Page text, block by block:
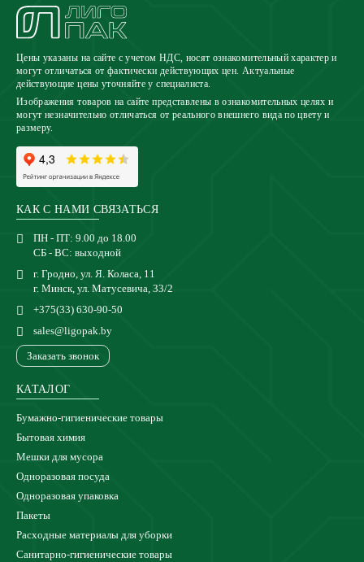
Цены указаны на сайте с учетом НДС, носят ознакомительный характер и
могут отличаться от фактически действующих цен. Актуальные
действующие цены уточняйте у специалиста.
Изображения товаров на сайте представлены в ознакомительных целях и
могут незначительно отличаться от реального внешнего вида по цвету и
размеру.
КАК С НАМИ СВЯЗАТЬСЯ
ПН - ПТ: 9.00 до 18.00
СБ - ВС: выходной
г. Гродно, ул. Я. Коласа, 11
г. Минск, ул. Матусевича, 33/2
+375(33) 630-90-50
sales@ligopak.by
Заказать звонок
КАТАЛОГ
Бумажно-гигиенические товары
Бытовая химия
Мешки для мусора
Одноразовая посуда
Одноразовая упаковка
Пакеты
Расходные материалы для уборки
Санитарно-гигиенические товары